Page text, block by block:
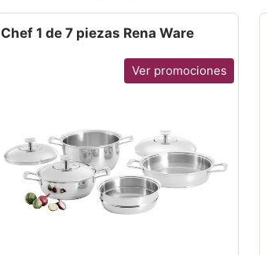
Chef 1 de 7 piezas Rena Ware
Ver promociones